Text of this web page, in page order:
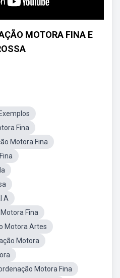
MOTORA FINA E
Fina
Motora Fina
A
Fina
Motora Artes
Motora
Motora Fina